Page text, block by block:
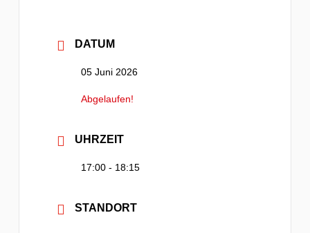
DATUM
05 Juni 2026
Abgelaufen!
UHRZEIT
17:00 - 18:15
STANDORT